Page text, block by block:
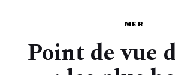
MER
Point de vue